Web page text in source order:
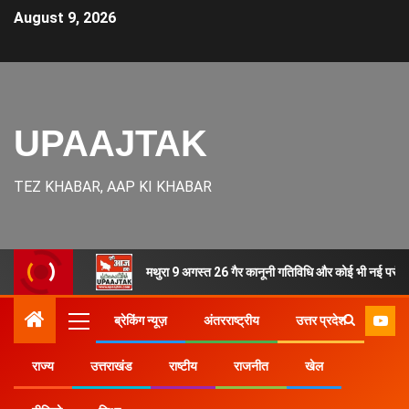
August 9, 2026
UPAAJTAK
TEZ KHABAR, AAP KI KHABAR
मथुरा 9 अगस्त 26 गैर कानूनी गतिविधि और कोई भी नई
ब्रेकिंग न्यूज़ अंतरराष्ट्रीय उत्तर प्रदेश
राज्य उत्तराखंड राष्टीय राजनीत खेल